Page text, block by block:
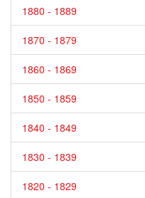
1880 - 1889
1870 - 1879
1860 - 1869
1850 - 1859
1840 - 1849
1830 - 1839
1820 - 1829